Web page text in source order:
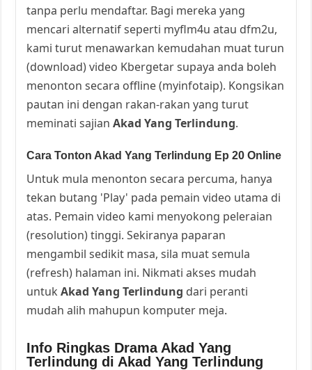
tanpa perlu mendaftar. Bagi mereka yang
mencari alternatif seperti myflm4u atau dfm2u,
kami turut menawarkan kemudahan muat turun
(download) video Kbergetar supaya anda boleh
menonton secara offline (myinfotaip). Kongsikan
pautan ini dengan rakan-rakan yang turut
meminati sajianAkad Yang Terlindung.
Cara Tonton Akad Yang Terlindung Ep 20 Online
Untuk mula menonton secara percuma, hanya
tekan butang 'Play' pada pemain video utama di
atas. Pemain video kami menyokong peleraian
(resolution) tinggi. Sekiranya paparan
mengambil sedikit masa, sila muat semula
(refresh) halaman ini. Nikmati akses mudah
untukAkad Yang Terlindung dari peranti
mudah alih mahupun komputer meja.
Info Ringkas Drama Akad Yang
Terlindung di Akad Yang Terlindung